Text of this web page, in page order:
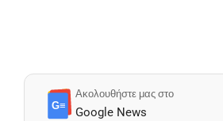
G≡
Ακολουθήστε μας στο
Google News